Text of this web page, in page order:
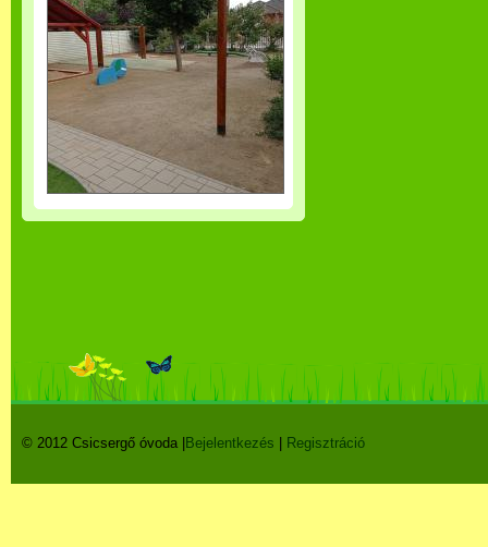
© 2012 Csicsergő óvoda | Bejelentkezés Regisztráció